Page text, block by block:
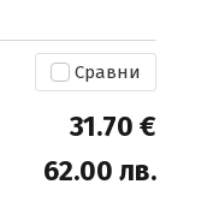
Сравни
31.70 €
62.00 лв.